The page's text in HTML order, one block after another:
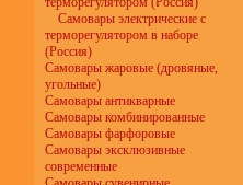
Самовары электрические с
терморегулятором в наборе
(Россия)
Самовары жаровые (дровяные,
угольные)
Самовары антикварные
Самовары комбинированные
Самовары фарфоровые
Самовары эксклюзивные
современные